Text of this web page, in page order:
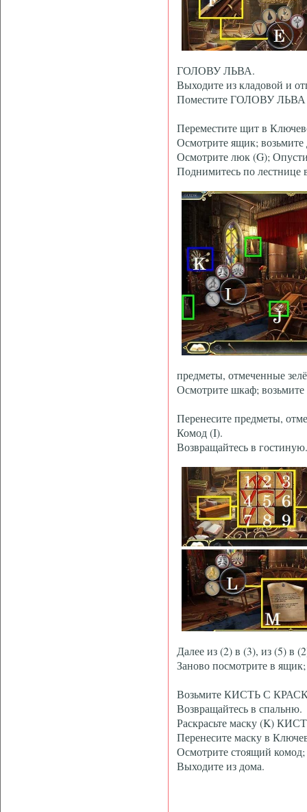
ГОЛОВУ ЛЬВА.
Выходите из кладовой и
Поместите ГОЛОВУ ЛЬВА
Переместите щит в
Осмотрите ящик;
Осмотрите люк (G);
Поднимитесь по лестнице
предметы, отмеченные
Осмотрите шкаф;
Перенесите предметы,
Комод (I).
Возвращайтесь в гостиную.
Далее из (2) в (3), из (5) в
Заново посмотрите в
Возьмите КИСТЬ С
Возвращайтесь в спальню.
Раскрасьте маску (K)
Перенесите маску в
Осмотрите стоящий
Выходите из дома.